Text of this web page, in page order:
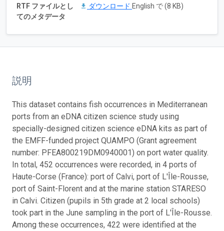
RTF ファイルとし
てのメタデータ
ダウンロード English で (8 KB)
説明
This dataset contains fish occurrences in Mediterranean
ports from an eDNA citizen science study using
specially-designed citizen science eDNA kits as part of
the EMFF-funded project QUAMPO (Grant agreement
number: PFEA800219DM0940001) on port water quality.
In total, 452 occurrences were recorded, in 4 ports of
Haute-Corse (France): port of Calvi, port of L'Île-Rousse,
port of Saint-Florent and at the marine station STARESO
in Calvi. Citizen (pupils in 5th grade at 2 local schools)
took part in the June sampling in the port of L'Île-Rousse.
Among these occurrences, 422 were identified at the